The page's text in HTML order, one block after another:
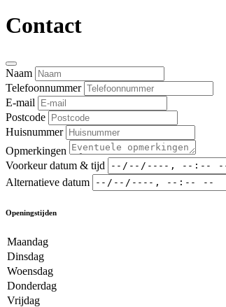
Contact
Naam
Telefoonnummer
E-mail
Postcode
Huisnummer
Opmerkingen
Voorkeur datum & tijd
Alternatieve datum
Openingstijden
Maandag
Dinsdag
Woensdag
Donderdag
Vrijdag